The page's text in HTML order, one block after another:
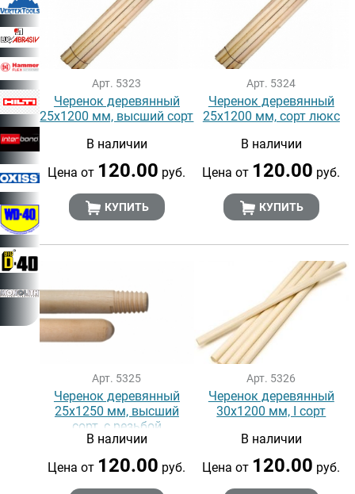
Арт. 5323
Черенок деревянный
25х1200 мм, высший сорт
В наличии
Цена от 120.00 руб.
КУПИТЬ
Арт. 5324
Черенок деревянный
25х1200 мм, сорт люкс
В наличии
Цена от 120.00 руб.
КУПИТЬ
Арт. 5325
Черенок деревянный
25х1250 мм, высший
сорт, с резьбой
В наличии
Цена от 120.00 руб.
Арт. 5326
Черенок деревянный
30х1200 мм, I сорт
В наличии
Цена от 120.00 руб.